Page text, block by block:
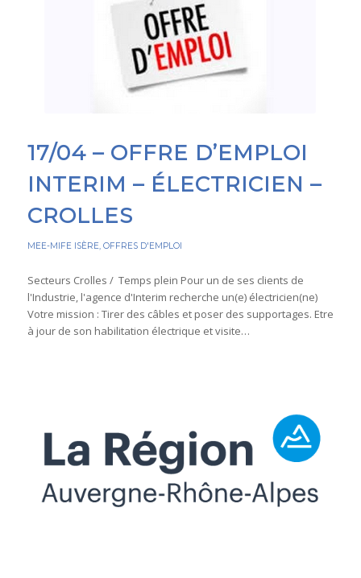
17/04 – OFFRE D’EMPLOI
INTERIM – ÉLECTRICIEN –
CROLLES
MEE-MIFE ISÈRE, OFFRES D'EMPLOI
Secteurs Crolles / Temps plein Pour un de ses clients de
l'Industrie, l'agence d'Interim recherche un(e) électricien(ne)
Votre mission : Tirer des câbles et poser des supportages. Etre
à jour de son habilitation électrique et visite…